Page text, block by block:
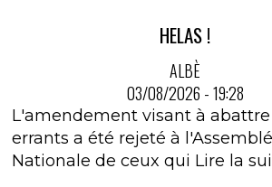
HELAS !
ALBÈ
03/08/2026 - 19:28
L'amendement visant à
errants a été rejeté à
Nationale de ceux qui Lire la